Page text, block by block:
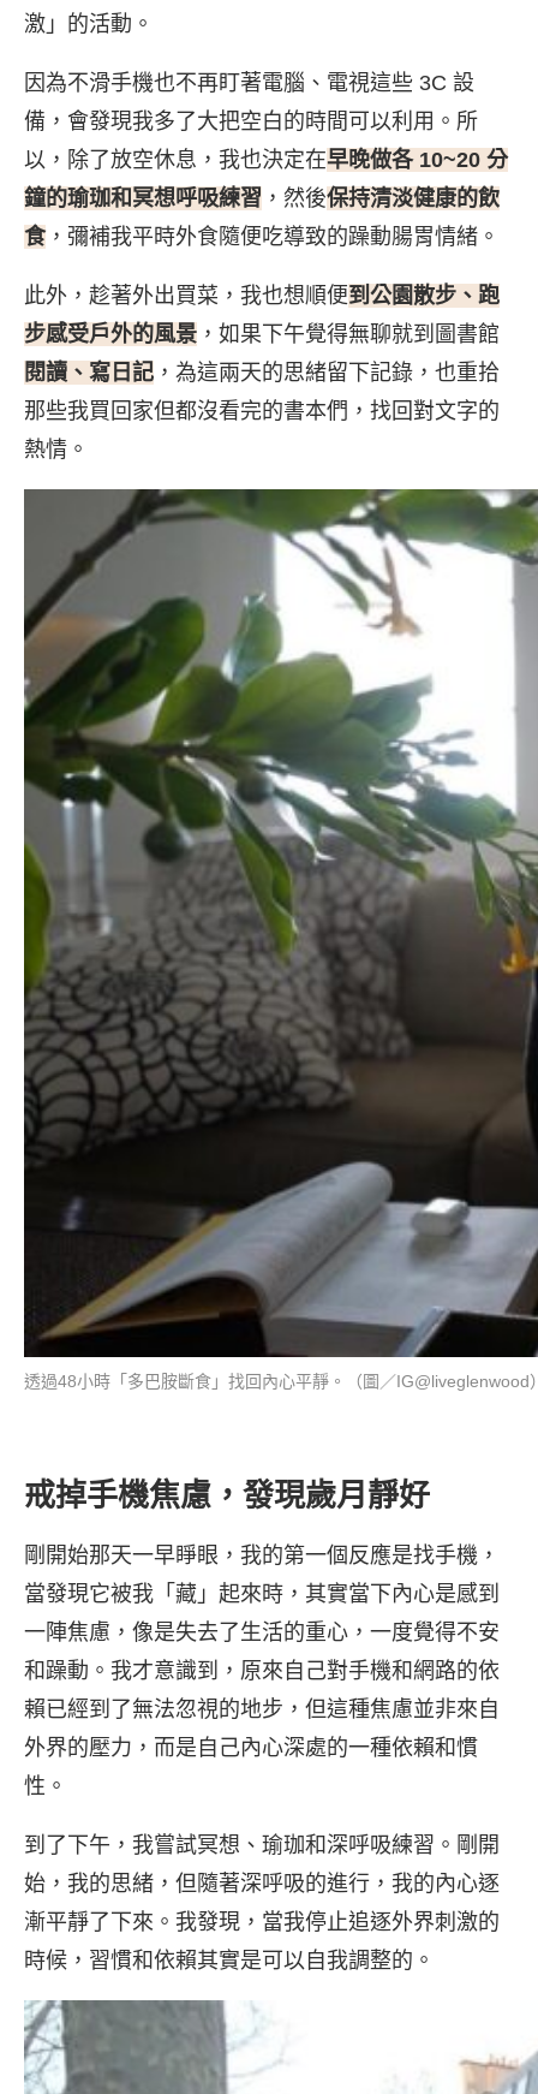
激」的活動。
因為不滑手機也不再盯著電腦、電視這些 3C 設
備，會發現我多了大把空白的時間可以利用。所
以，除了放空休息，我也決定在早晚做各 10~20 分
鐘的瑜珈和冥想呼吸練習 ，然後保持清淡健康的飲
食，彌補我平時外食隨便吃導致的躁動腸胃情緒。
此外，趁著外出買菜，我也想順便到公園散步、跑
步感受戶外的風景 ，如果下午覺得無聊就到圖書館
閱讀、寫日記 ，為這兩天的思緒留下記錄，也重拾
那些我買回家但都沒看完的書本們，找回對文字的
熱情。
透過48小時「多巴胺斷食」找回內心平靜。（圖／IG@liveglenwood
戒掉手機焦慮，發現歲月靜好
剛開始那天一早睜眼，我的第一個反應是找手機，
當發現它被我「藏」起來時，其實當下內心是感到
一陣焦慮，像是失去了生活的重心，一度覺得不安
和躁動。我才意識到，原來自己對手機和網路的依
賴已經到了無法忽視的地步，但這種焦慮並非來自
外界的壓力，而是自己內心深處的一種依賴和慣
性。
到了下午，我嘗試冥想、瑜珈和深呼吸練習。剛開
始，我的思緒，但隨著深呼吸的進行，我的內心逐
漸平靜了下來。我發現，當我停止追逐外界刺激的
時候，習慣和依賴其實是可以自我調整的。